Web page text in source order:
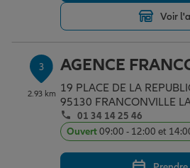
Garantie des accidents de la vie
Assurance scolaire
Protection juridique
Voir
3
2.93 km
AGENCE
19 PLACE DE LA
95130 FRANCONVILLE
01 34 14 25 46
Ouvert09:00 - 12:00 et